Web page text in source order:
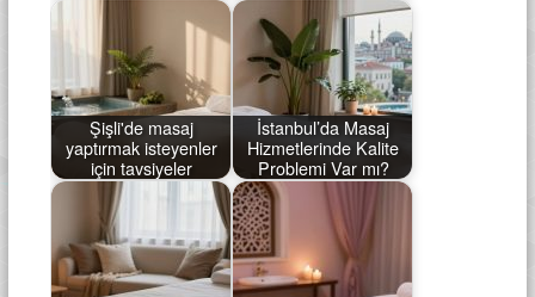
Şişli'de masaj
yaptırmak isteyenler
için tavsiyeler
İstanbul’da Masaj
Hizmetlerinde Kalite
Problemi Var mı?